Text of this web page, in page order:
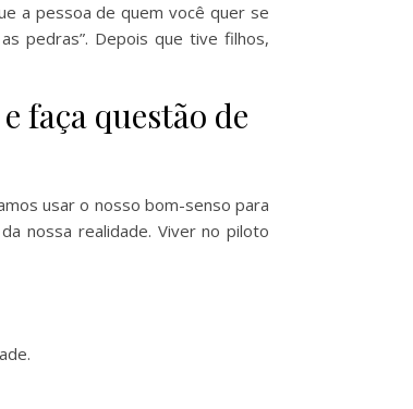
a pessoa de quem você quer se
pedras”. Depois que tive filhos,
faça questão de
usar o nosso bom-senso para
nossa realidade. Viver no piloto